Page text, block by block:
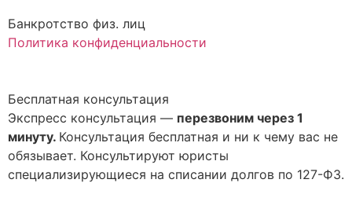
Банкротство физ. лиц
Политика конфиденциальности
Бесплатная консультация
Экспресс консультация — перезвоним через 1
минуту. Консультация бесплатная и ни к чему вас не
обязывает. Консультируют юристы
специализирующиеся на списании долгов по 127-ФЗ.